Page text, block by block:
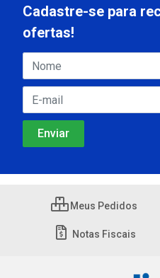
Cadastre-se para
ofertas!
Meus Pedidos
Notas Fiscais